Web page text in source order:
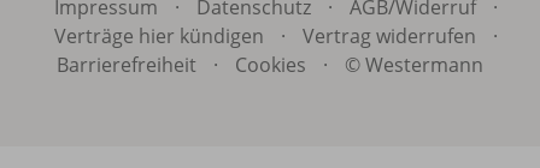
Impressum · Datenschutz · AGB/Widerruf
·
Verträge hier kündigen
· Vertrag widerrufen
·
Barrierefreiheit
· Cookies · © Westermann